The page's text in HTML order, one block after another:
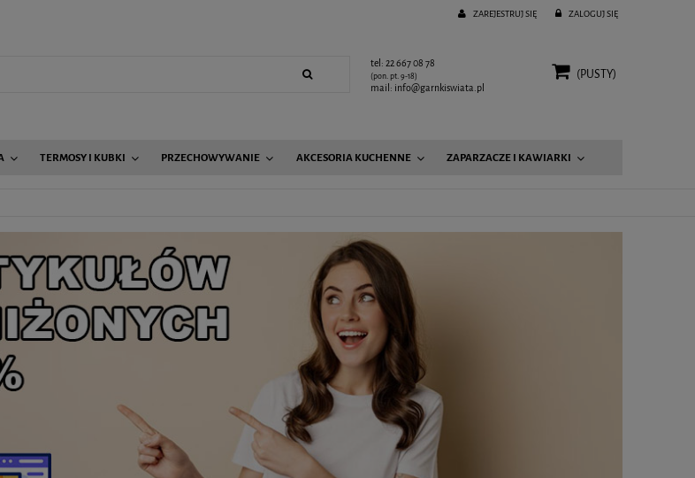
ZAREJESTRUJ SIĘ ZALOGUJ SIĘ
tel: 22 667 08 78
(pon. pt. 9-18)
mail: info@garnkiswiata.pl
(PUSTY)
TERMOSY I KUBKI PRZECHOWYWANIE AKCESORIA KUCHENNE ZAPARZACZE I KAWIARKI